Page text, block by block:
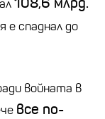
е спаднал до
войната в
все по-